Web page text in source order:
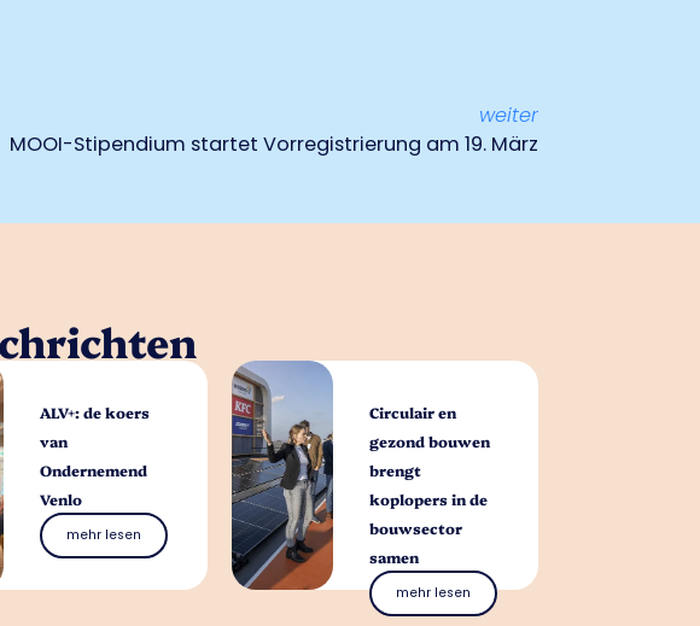
weiter
MOOI-Stipendium startet Vorregistrierung am 19. März
ALV+: de koers
van
Ondernemend
Venlo
mehr lesen
Circulair en
gezond bouwen
brengt
koplopers in de
bouwsector
samen
mehr lesen